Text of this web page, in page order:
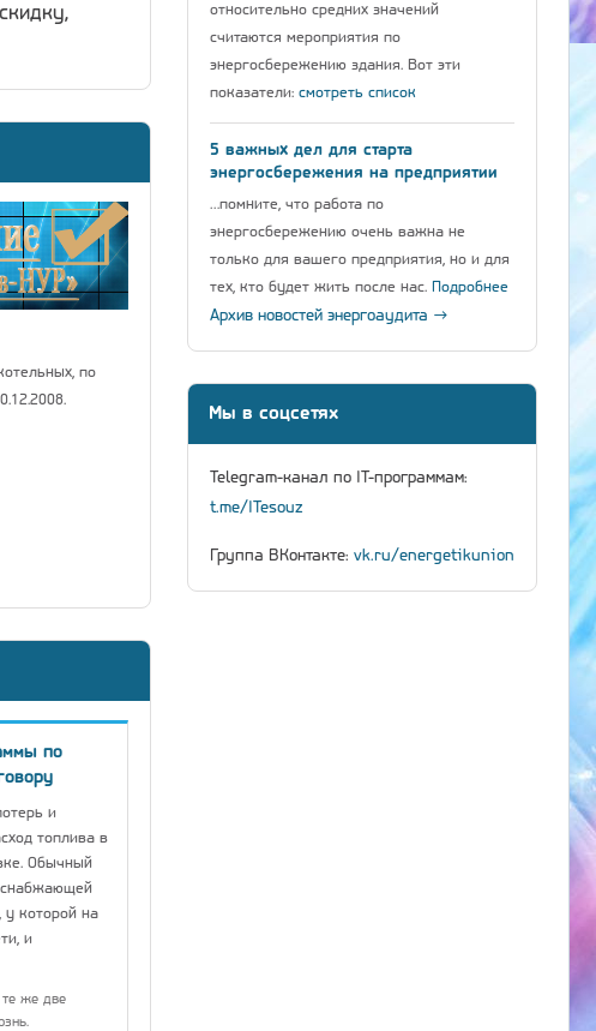
по
по
и
топлива в
Обычный
у которой на
и
же две
относительно средних значений
считаются мероприятия по
энергосбережению здания. Вот эти
показатели: смотреть список
5 важных дел для старта
энергосбережения на предприятии
…помните, что работа по
энергосбережению очень важна не
только для вашего предприятия, но и для
тех, кто будет жить после нас. Подробнее
Архив новостей энергоаудита →
Мы в соцсетях
Telegram-канал по IT-программам:
t.me/ITesouz
Группа ВКонтакте: vk.ru/energetikunion